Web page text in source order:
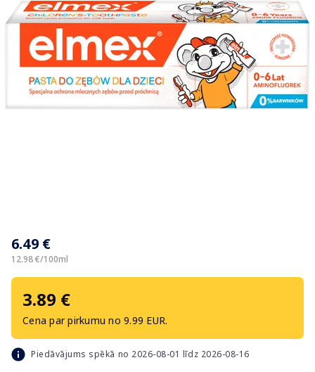
6.49 €
12.98 €/100ml
3.89 €
Cena par pirkumu no 9.99 EUR.
Piedāvājums spēkā no 2026-08-01 līdz 2026-08-16